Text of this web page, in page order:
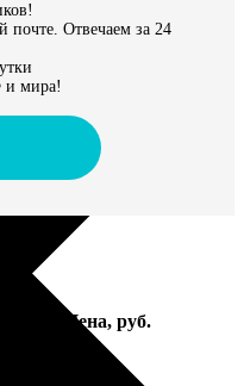
почте. Отвечаем за 24
и мира!
Цена, руб.
см
1490
см